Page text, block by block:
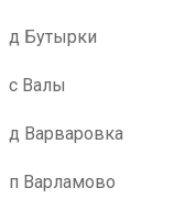
д Бутырки
с Валы
д Варваровка
п Варламово